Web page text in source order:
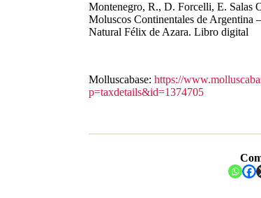
Montenegro, R., D. Forcelli, E. Salas
Moluscos Continentales de Argentina
Natural Félix de Azara. Libro digital
Molluscabase: https://
p=taxdetails&id=1374705